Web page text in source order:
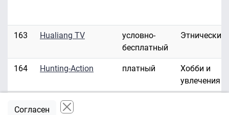
163 Hualiang TV
условно-
бесплатный
Этнические
164 Hunting-Action платный
Хобби и
увлечения
Hustler HD/3D
Согласен